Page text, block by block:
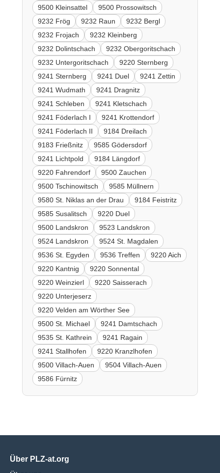
9500 Kleinsattel
9500 Prossowitsch
9232 Frög
9232 Raun
9232 Bergl
9232 Frojach
9232 Kleinberg
9232 Dolintschach
9232 Obergoritschach
9232 Untergoritschach
9220 Sternberg
9241 Sternberg
9241 Duel
9241 Zettin
9241 Wudmath
9241 Dragnitz
9241 Schleben
9241 Kletschach
9241 Föderlach I
9241 Krottendorf
9241 Föderlach II
9184 Dreilach
9183 Frießnitz
9585 Gödersdorf
9241 Lichtpold
9184 Längdorf
9220 Fahrendorf
9500 Zauchen
9500 Tschinowitsch
9585 Müllnern
9580 St. Niklas an der Drau
9184 Feistritz
9585 Susalitsch
9220 Duel
9500 Landskron
9523 Landskron
9524 Landskron
9524 St. Magdalen
9536 St. Egyden
9536 Treffen
9220 Aich
9220 Kantnig
9220 Sonnental
9220 Weinzierl
9220 Saisserach
9220 Unterjeserz
9220 Velden am Wörther See
9500 St. Michael
9241 Damtschach
9535 St. Kathrein
9241 Ragain
9241 Stallhofen
9220 Kranzlhofen
9500 Villach-Auen
9504 Villach-Auen
9586 Fürnitz
Über PLZ-at.org